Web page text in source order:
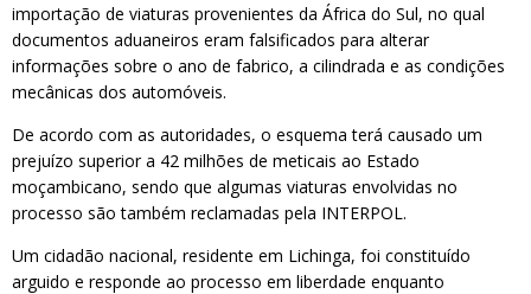
importação de viaturas provenientes da África do Sul, no qual
documentos aduaneiros eram falsificados para alterar
informações sobre o ano de fabrico, a cilindrada e as condições
mecânicas dos automóveis.
De acordo com as autoridades, o esquema terá causado um
prejuízo superior a 42 milhões de meticais ao Estado
moçambicano, sendo que algumas viaturas envolvidas no
processo são também reclamadas pela INTERPOL.
Um cidadão nacional, residente em Lichinga, foi constituído
arguido e responde ao processo em liberdade enquanto